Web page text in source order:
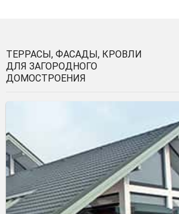
ТЕРРАСЫ, ФАСАДЫ, КРОВЛИ
ДЛЯ ЗАГОРОДНОГО
ДОМОСТРОЕНИЯ